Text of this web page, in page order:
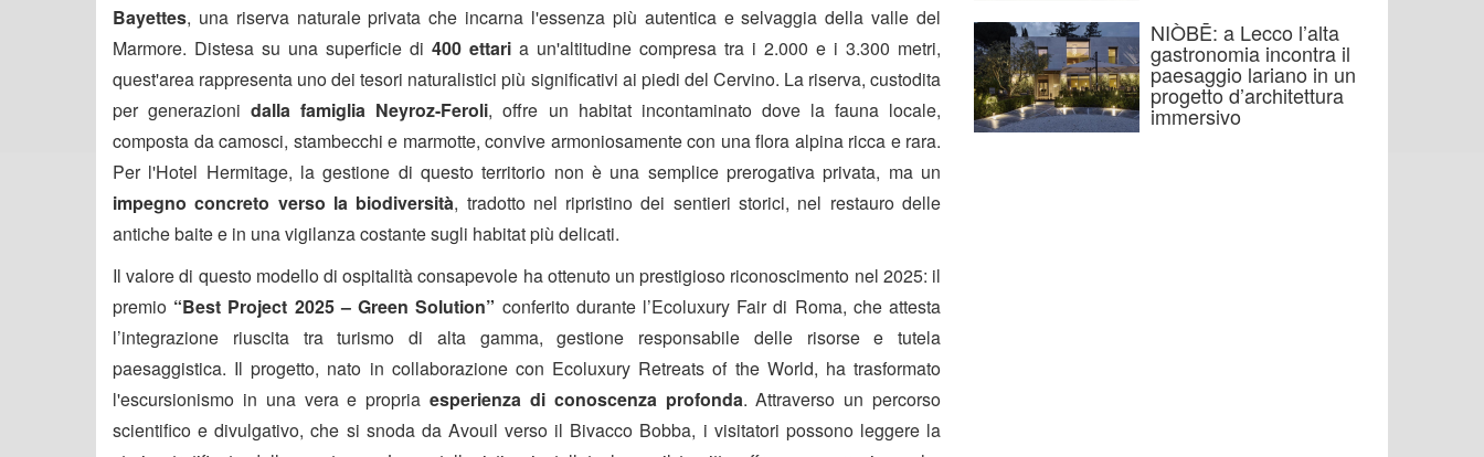
Bayettes, una riserva naturale privata che incarna l'essenza più autentica e selvaggia della valle del
Marmore. Distesa su una superficie di 400 ettari a un'altitudine compresa tra i 2.000 e i 3.300 metri,
quest'area rappresenta uno dei tesori naturalistici più significativi ai piedi del Cervino. La riserva, custodita
per generazionidalla famiglia Neyroz-Feroli, offre un habitat incontaminato dove la fauna locale,
composta da camosci, stambecchi e marmotte, convive armoniosamente con una flora alpina ricca e rara.
Per l'Hotel Hermitage, la gestione di questo territorio non è una semplice prerogativa privata, ma un
impegno concreto verso la biodiversità, tradotto nel ripristino dei sentieri storici, nel restauro delle
antiche baite e in una vigilanza costante sugli habitat più delicati.
Il valore di questo modello di ospitalità consapevole ha ottenuto un prestigioso riconoscimento nel 2025: il
premio “Best Project 2025 – Green Solution” conferito durante l’Ecoluxury Fair di Roma, che attesta
l’integrazione riuscita tra turismo di alta gamma, gestione responsabile delle risorse e tutela
paesaggistica. Il progetto, nato in collaborazione con Ecoluxury Retreats of the World, ha trasformato
l'escursionismo in una vera e propria esperienza di conoscenza profonda. Attraverso un percorso
scientifico e divulgativo, che si snoda da Avouil verso il Bivacco Bobba, i visitatori possono leggere la
NIÒBĒ: a Lecco l’alta
gastronomia incontra il
paesaggio lariano in un
progetto d’architettura
immersivo